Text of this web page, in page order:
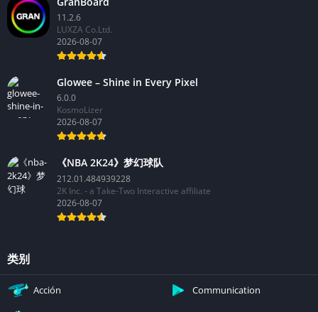
11.2.6
LUXZA Co.Ltd.
2026-08-07
Glowee – Shine in Every Pixel
6.0.0
KosmoLizer
2026-08-07
《NBA 2K24》梦幻球队
212.01.484939228
2K Inc. - a Take-Two Interactive affiliate
2026-08-07
类别
Acción Communication